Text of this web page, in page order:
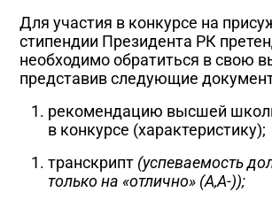
Для участия в конкурсе на
стипендии Президента РК
необходимо обратиться в свою
представив следующие
рекомендацию высшей
в конкурсе (характеристику);
транскрипт (успеваемость
только на «отлично» (А,А-));